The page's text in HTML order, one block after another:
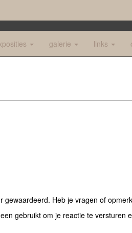
galerie links
gewaardeerd. Heb je vragen of
gebruikt om je reactie te versturen